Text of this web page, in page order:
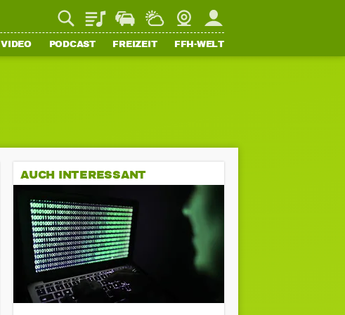
PlaylistStaupilotWetterWebcamMein FFH
VIDEO PODCAST FREIZEIT FFH-WELT
AUCH INTERESSANT